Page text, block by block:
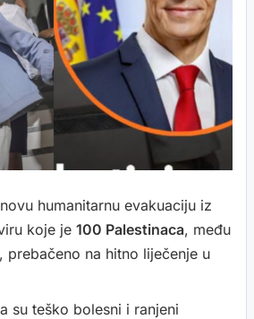
humanitarnu evakuaciju iz
koje je 100 Palestinaca, među
, prebačeno na hitno liječenje u
su teško bolesni i ranjeni